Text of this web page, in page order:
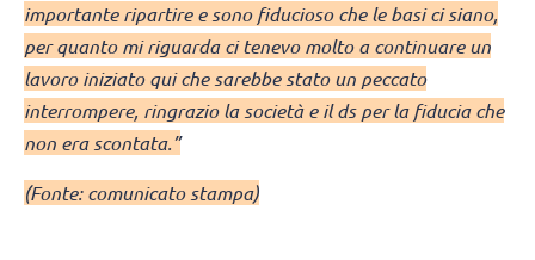
importante ripartire e sono fiducioso che le basi ci siano,
per quanto mi riguarda ci tenevo molto a continuare un
lavoro iniziato qui che sarebbe stato un peccato
interrompere, ringrazio la società e il ds per la fiducia che
non era scontata.”
(Fonte: comunicato stampa)